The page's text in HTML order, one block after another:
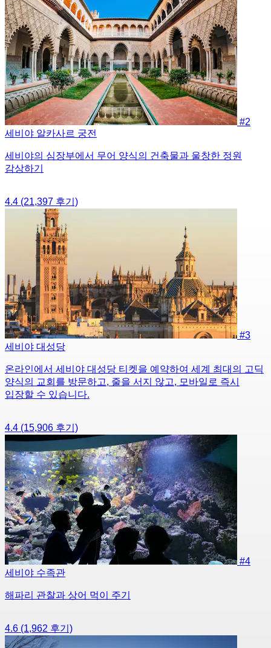
#2
세비야 알카사르 궁전
세비야의 심장부에서 무어 양식의 건축물과 울창한 정원
감상하기
4.4 (21,397 후기)
#3
세비야 대성당
온라인에서 세비야 대성당 티켓을 예약하여 세계 최대의 고딕
양식의 교회를 방문하고, 줄을 서지 않고, 모바일로 즉시
입장할 수 있습니다.
4.4 (15,906 후기)
#4
세비야 수족관
해파리 관찰과 상어 먹이 주기
4.6 (1,962 후기)